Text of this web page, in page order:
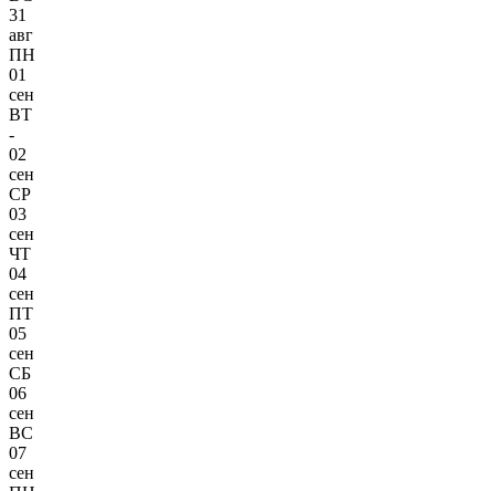
31
авг
ПН
01
сен
ВТ
-
02
сен
СР
03
сен
ЧТ
04
сен
ПТ
05
сен
СБ
06
сен
ВС
07
сен